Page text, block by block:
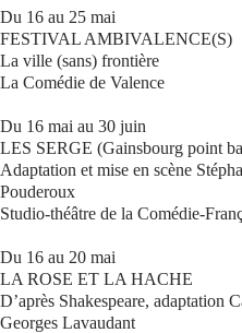
Du 16 au 25 mai
FESTIVAL AMBIVALENCE(S)
La ville (sans) frontière
La Comédie de Valence
Du 16 mai au 30 juin
LES SERGE (Gainsbourg point
Adaptation et mise en scène
Pouderoux
Studio-théâtre de la Comédie-
Du 16 au 20 mai
LA ROSE ET LA HACHE
D’après Shakespeare, adaptation
Georges Lavaudant